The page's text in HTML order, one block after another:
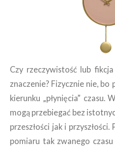
Czy rzeczywistość lub
znaczenie? Fizycznie nie,
kierunku „płynięcia” czasu.
mogą przebiegać bez
przeszłości jak i
pomiaru tak zwanego